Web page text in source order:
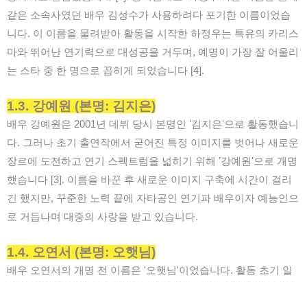
같은 소속사였던 배우 김성수가 사용하려다 포기한 이름이었습
니다. 이 이름을 물려받아 활동을 시작한 하정우는 특유의 카리스
마와 뛰어난 연기력으로 대성공을 거두며, 예명이 가장 잘 어울리
는 스타 중 한 명으로 꼽히게 되었습니다 [4].
1.3. 강예원 (본명: 김지은)
배우 강예원은 2001년 데뷔 당시 본명인 '김지은'으로 활동했습니
다. 그러나 초기 출연작에서 굳어진 특정 이미지를 벗어나 새로운
장르에 도전하고 연기 스펙트럼을 넓히기 위해 '강예원'으로 개명
했습니다 [3]. 이름을 바꾼 후 새로운 이미지 구축에 시간이 걸리
긴 했지만, 꾸준한 노력 끝에 자타공인 연기파 배우이자 예능인으
로 거듭나며 대중의 사랑을 받고 있습니다.
1.4. 오연서 (본명: 오햇님)
배우 오연서의 개명 전 이름은 '오햇님'이었습니다. 활동 초기 일